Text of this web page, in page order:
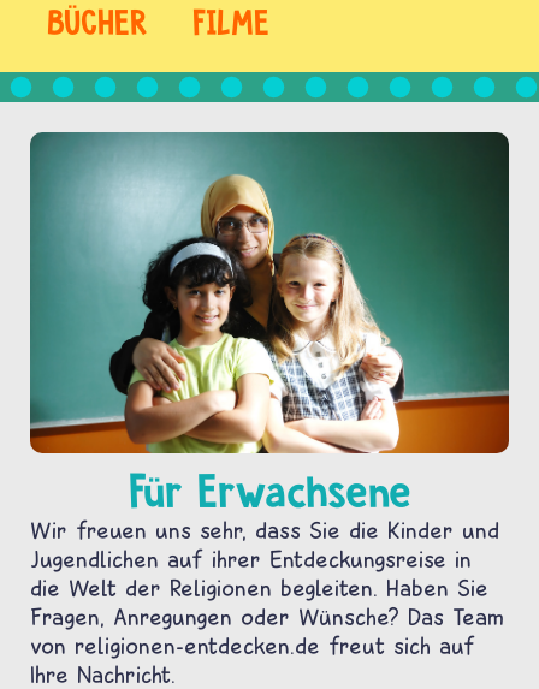
BÜCHER FILME
Für Erwachsene
Wir freuen uns sehr, dass Sie die Kinder und
Jugendlichen auf ihrer Entdeckungsreise in
die Welt der Religionen begleiten. Haben Sie
Fragen, Anregungen oder Wünsche? Das Team
von religionen-entdecken.de freut sich auf
Ihre Nachricht.